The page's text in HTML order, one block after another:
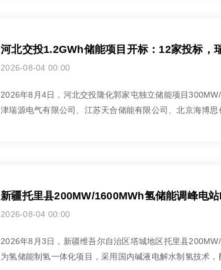
河北交投1.2GWh储能项目开标：12家投标，
2026-08-04 00:00
2026年8月4日，河北交投隆化郭家屯独立储能项目
津瑞源电气有限公司、江苏天合储能有限公司、北京海博思
新疆托里县200MW/1600MWh氢储能调峰电
2026-08-04 00:00
2026年8月3日，新疆维吾尔自治区塔城地区‌托里县
为氢储能制氢一体化项目，采用国内碱液电解水制氢技术，